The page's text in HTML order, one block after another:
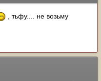
, тьфу.... не возьму